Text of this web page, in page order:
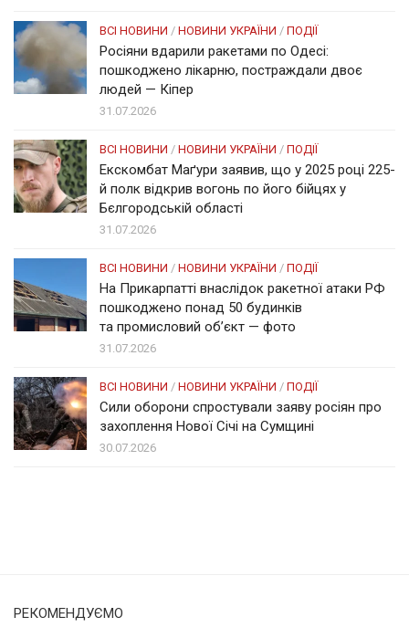
ВСІ НОВИНИ / НОВИНИ УКРАЇНИ / ПОДІЇ
Росіяни вдарили ракетами по Одесі:
пошкоджено лікарню, постраждали двоє
людей — Кіпер
31.07.2026
ВСІ НОВИНИ / НОВИНИ УКРАЇНИ / ПОДІЇ
Екскомбат Маґури заявив, що у 2025 році 225-
й полк відкрив вогонь по його бійцях у
Бєлгородській області
31.07.2026
ВСІ НОВИНИ / НОВИНИ УКРАЇНИ / ПОДІЇ
На Прикарпатті внаслідок ракетної атаки РФ
пошкоджено понад 50 будинків
та промисловий об’єкт — фото
31.07.2026
ВСІ НОВИНИ / НОВИНИ УКРАЇНИ / ПОДІЇ
Сили оборони спростували заяву росіян про
захоплення Нової Січі на Сумщині
30.07.2026
РЕКОМЕНДУЄМО